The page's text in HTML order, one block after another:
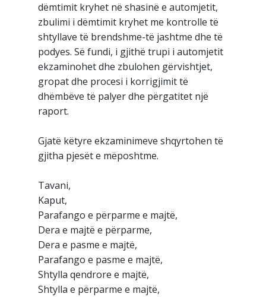
dëmtimit kryhet në shasinë e automjetit,
zbulimi i dëmtimit kryhet me kontrolle të
shtyllave të brendshme-të jashtme dhe të
podyes. Së fundi, i gjithë trupi i automjetit
ekzaminohet dhe zbulohen gërvishtjet,
gropat dhe procesi i korrigjimit të
dhëmbëve të palyer dhe përgatitet një
raport.
Gjatë këtyre ekzaminimeve shqyrtohen të
gjitha pjesët e mëposhtme.
Tavani,
Kaput,
Parafango e përparme e majtë,
Dera e majtë e përparme,
Dera e pasme e majtë,
Parafango e pasme e majtë,
Shtylla qendrore e majtë,
Shtylla e përparme e majtë,